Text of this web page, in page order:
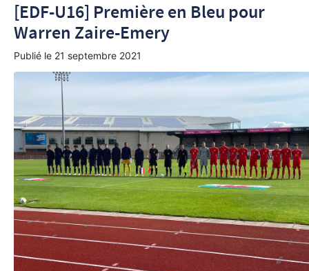
[EDF-U16] Première en Bleu pour
Warren Zaire-Emery
Publié le 21 septembre 2021